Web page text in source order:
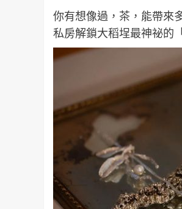
你有想像過，茶，能帶來
私房解鎖大稻埕最神祕的